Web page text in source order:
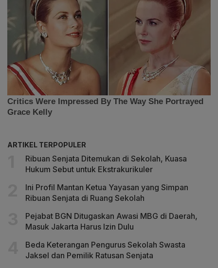
ARTIKEL TERPOPULER
Ribuan Senjata Ditemukan di Sekolah, Kuasa
Hukum Sebut untuk Ekstrakurikuler
Ini Profil Mantan Ketua Yayasan yang Simpan
Ribuan Senjata di Ruang Sekolah
Pejabat BGN Ditugaskan Awasi MBG di Daerah,
Masuk Jakarta Harus Izin Dulu
Beda Keterangan Pengurus Sekolah Swasta
Jaksel dan Pemilik Ratusan Senjata